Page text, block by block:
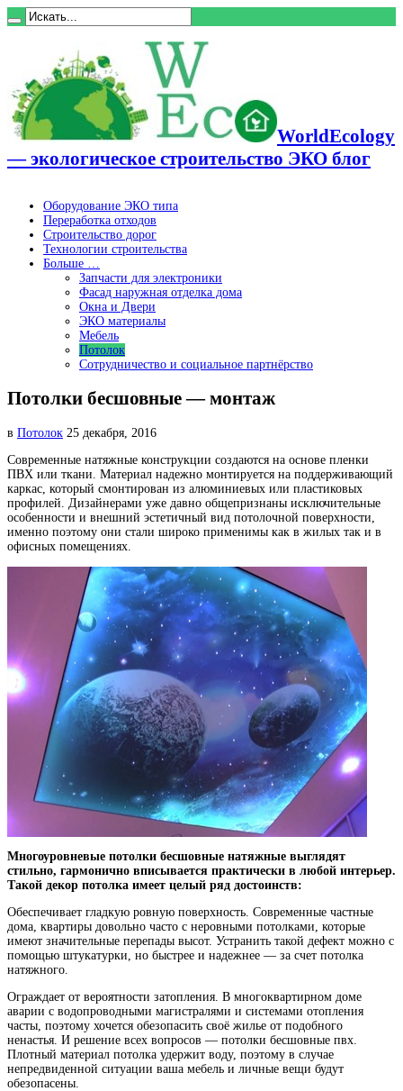
WorldEcology
— экологическое строительство ЭКО блог
Оборудование ЭКО типа
Переработка отходов
Строительство дорог
Технологии строительства
Больше …
Запчасти для электроники
Фасад наружная отделка дома
Окна и Двери
ЭКО материалы
Мебель
Потолок
Сотрудничество и социальное партнёрство
Потолки бесшовные — монтаж
в Потолок 25 декабря, 2016
Современные натяжные конструкции создаются на основе пленки
ПВХ или ткани. Материал надежно монтируется на поддерживающий
каркас, который смонтирован из алюминиевых или пластиковых
профилей. Дизайнерами уже давно общепризнаны исключительные
особенности и внешний эстетичный вид потолочной поверхности,
именно поэтому они стали широко применимы как в жилых так и в
офисных помещениях.
Многоуровневые потолки бесшовные натяжные выглядят
стильно, гармонично вписывается практически в любой интерьер.
Такой декор потолка имеет целый ряд достоинств:
Обеспечивает гладкую ровную поверхность. Современные частные
дома, квартиры довольно часто с неровными потолками, которые
имеют значительные перепады высот. Устранить такой дефект можно с
помощью штукатурки, но быстрее и надежнее — за счет потолка
натяжного.
Ограждает от вероятности затопления. В многоквартирном доме
аварии с водопроводными магистралями и системами отопления
часты, поэтому хочется обезопасить своё жилье от подобного
ненастья. И решение всех вопросов — потолки бесшовные пвх.
Плотный материал потолка удержит воду, поэтому в случае
непредвиденной ситуации ваша мебель и личные вещи будут
обезопасены.